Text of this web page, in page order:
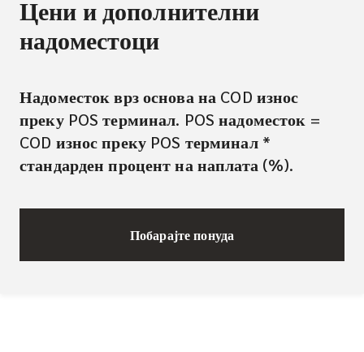
Цени и дополнителни
надоместоци
Надоместок врз основа на COD износ
преку POS терминал. POS надоместок =
COD износ преку POS терминал *
стандарден процент на наплата (%).
Побарајте понуда